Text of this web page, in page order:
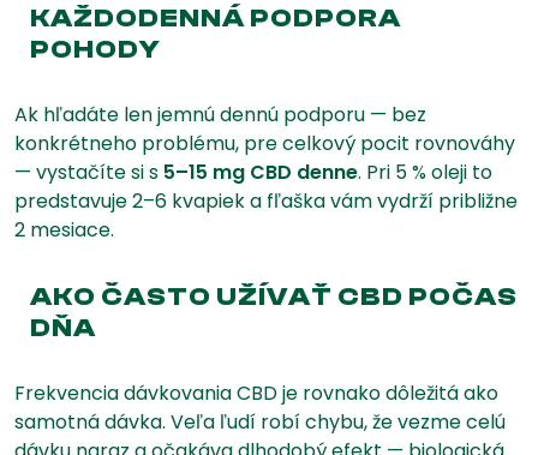
KAŽDODENNÁ PODPORA
POHODY
Ak hľadáte len jemnú dennú podporu — bez
konkrétneho problému, pre celkový pocit rovnováhy
— vystačíte si s 5–15 mg CBD denne. Pri 5 % oleji to
predstavuje 2–6 kvapiek a fľaška vám vydrží približne
2 mesiace.
AKO ČASTO UŽÍVAŤ CBD POČAS
DŇA
Frekvencia dávkovania CBD je rovnako dôležitá ako
samotná dávka. Veľa ľudí robí chybu, že vezme celú